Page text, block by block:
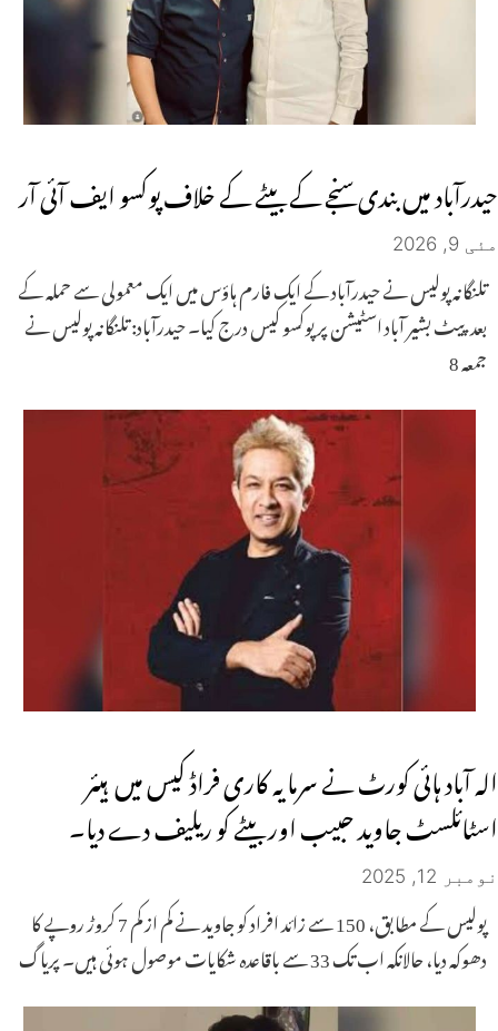
حیدرآباد میں بندی سنجے کے بیٹے کے خلاف پوکسو ایف آئی آر
مئی 9, 2026
تلنگانہ پولیس نے حیدرآباد کے ایک فارم ہاؤس میں ایک معمولی سے حملہ کے
بعد پیٹ بشیر آباد اسٹیشن پر پوکسو کیس درج کیا۔ حیدرآباد: تلنگانہ پولیس نے
جمعہ 8
الہ آباد ہائی کورٹ نے سرمایہ کاری فراڈ کیس میں ہیئر
اسٹائلسٹ جاوید حبیب اور بیٹے کو ریلیف دے دیا۔
نومبر 12, 2025
پولیس کے مطابق، 150 سے زائد افراد کو جاوید نے کم از کم 7 کروڑ روپے کا
دھوکہ دیا، حالانکہ اب تک 33 سے باقاعدہ شکایات موصول ہوئی ہیں۔ پریاگ